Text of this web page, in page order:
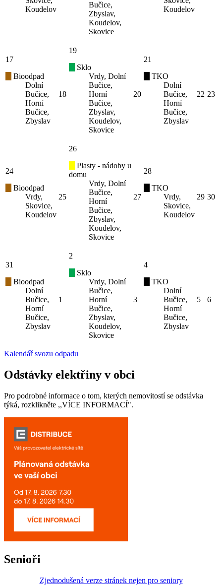
Koudelov
Bučice,
Zbyslav,
Koudelov,
Skovice
Koudelov
17
Bioodpad
Dolní
Bučice,
Horní
Bučice,
Zbyslav
18
19
Sklo
Vrdy, Dolní
Bučice,
Horní
Bučice,
Zbyslav,
Koudelov,
Skovice
20
21
TKO
Dolní
Bučice,
Horní
Bučice,
Zbyslav
22 23
24
Bioodpad
Vrdy,
Skovice,
Koudelov
25
26
Plasty - nádoby u
domu
Vrdy, Dolní
Bučice,
Horní
Bučice,
Zbyslav,
Koudelov,
Skovice
27
28
TKO
Vrdy,
Skovice,
Koudelov
29 30
31
Bioodpad
Dolní
Bučice,
Horní
Bučice,
Zbyslav
1
2
Sklo
Vrdy, Dolní
Bučice,
Horní
Bučice,
Zbyslav,
Koudelov,
Skovice
3
4
TKO
Dolní
Bučice,
Horní
Bučice,
Zbyslav
5 6
Kalendář svozu odpadu
Odstávky elektřiny v obci
Pro podrobné informace o tom, kterých nemovitostí se odstávka
týká, rozklikněte ,,VÍCE INFORMACÍ".
Senioři
Zjednodušená verze stránek nejen pro seniory